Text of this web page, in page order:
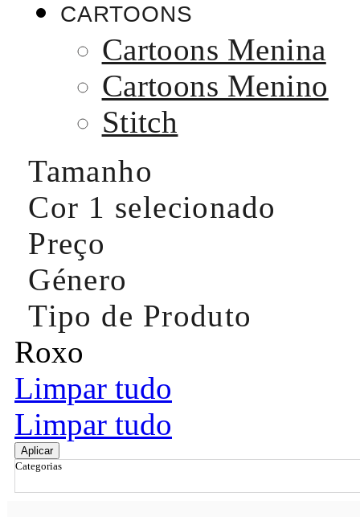
CARTOONS
Cartoons Menina
Cartoons Menino
Stitch
Tamanho
Cor 1 selecionado
Preço
Género
Tipo de Produto
Roxo
Limpar tudo
Limpar tudo
Aplicar
Categorias